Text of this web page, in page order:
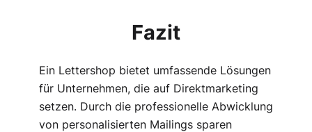
Fazit
Ein Lettershop bietet umfassende Lösungen
für Unternehmen, die auf Direktmarketing
setzen. Durch die professionelle Abwicklung
von personalisierten Mailings sparen